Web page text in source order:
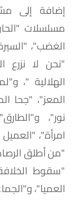
إضافة إلى
مسلسلات
الغضب"،
"نحن لا نزرع
الهلالية "،
المعز"، "جحا
نور"،
"من أطلق
"سقوط
العميا"،